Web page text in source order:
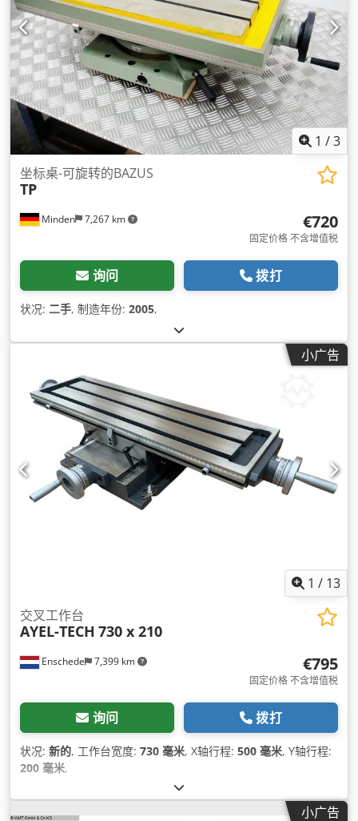
1 /3
Minden 7,267 km
坐标桌-可旋转的BAZUS
TP
€720
固定价格 不含增值税
询问 拨打
状况: 二手, 制造年份: 2005,
小广告
1 / 13
Enschede 7,399 km
交叉工作台
AYEL-TECH 730 x 210
€795
固定价格 不含增值税
询问 拨打
状况: 新的, 工作台宽度: 730 毫米, X轴行程: 500 毫米, Y轴行程:
200 毫米,
小广告